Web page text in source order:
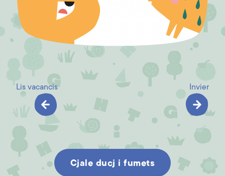
Lis vacancis Invier
Cjale ducj i fumets